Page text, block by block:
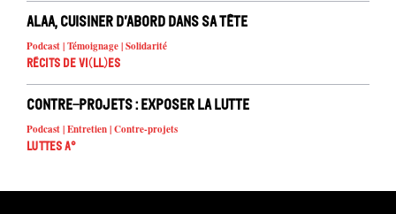
Alaa, cuisiner d’abord dans sa tête
Podcast | Témoignage | Solidarité
Récits de Vi(ll)es
Contre-projets : exposer la lutte
Podcast | Entretien | Contre-projets
Luttes A°